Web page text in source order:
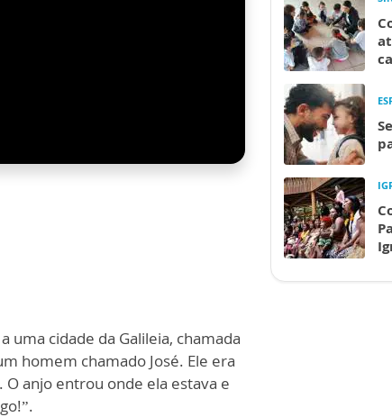
uma cidade da Galileia, chamada
homem chamado José. Ele era
anjo entrou onde ela estava e